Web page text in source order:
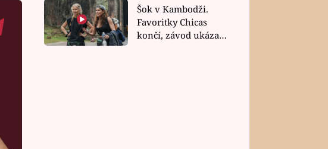
závodu nůž na krku
Šok v Kambodži.
Favoritky Chicas
končí, závod ukázal